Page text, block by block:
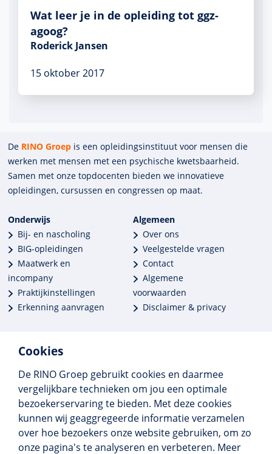
Cookies
De RINO Groep gebruikt cookies en daarmee
vergelijkbare technieken om jou een optimale
bezoekerservaring te bieden. Met deze cookies
kunnen wij geaggregeerde informatie verzamelen
over hoe bezoekers onze website gebruiken, om zo
onze pagina's te analyseren en verbeteren. Meer
Wat leer je in de opleiding tot ggz-
agoog?
Roderick Jansen
15 oktober 2017
De RINO Groep is een opleidings­insti­tuut voor mensen die
werken met mensen met een psychische kwets­baar­heid.
Samen met onze top­docenten bieden we innova­tieve
opleidingen, cursussen en congres­sen op maat.
Onderwijs
Bij- en nascholing
BIG-opleidingen
Maatwerk en
incompany
Praktijkinstellingen
Erkenning aanvragen
Algemeen
Over ons
Veelgestelde vragen
Contact
Algemene
voorwaarden
Disclaimer & privacy
Meer dan 250 opleidingen
Alle BIG-opleidingen in huis
Cedeo-erkend en CRKBO-geregistreerd
Gemiddelde beoordeling 8,4